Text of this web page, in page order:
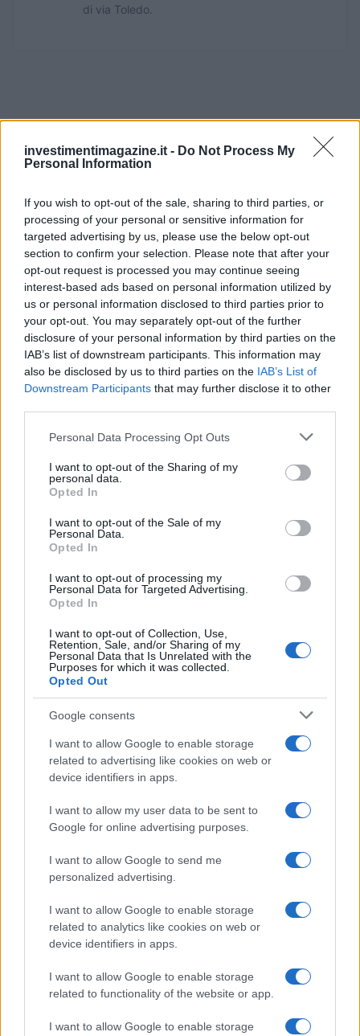
investimentimagazine.it - Do Not Process My
Personal Information
If you wish to opt-out of the sale, sharing to third parties, or
processing of your personal or sensitive information for
targeted advertising by us, please use the below opt-out
section to confirm your selection. Please note that after your
opt-out request is processed you may continue seeing
interest-based ads based on personal information utilized by
us or personal information disclosed to third parties prior to
your opt-out. You may separately opt-out of the further
disclosure of your personal information by third parties on the
IAB’s list of downstream participants. This information may
also be disclosed by us to third parties on the IAB’s List of
Downstream Participants that may further disclose it to other
Please note that this website/app uses one or more Google
not limited to your visit or usage behaviour. You may click to
grant or deny consent to Google and its third-party tags to
use your data for below specified purposes in below Google
consent section.
Personal Data Processing Opt Outs
I want to opt-out of the Sharing of my
personal data.
Opted In
I want to opt-out of the Sale of my
Personal Data.
Opted In
I want to opt-out of processing my
Personal Data for Targeted Advertising.
Opted In
I want to opt-out of Collection, Use,
Retention, Sale, and/or Sharing of my
Personal Data that Is Unrelated with the
Purposes for which it was collected.
Opted Out
Google consents
I want to allow Google to enable storage
related to advertising like cookies on web or
device identifiers in apps.
I want to allow my user data to be sent to
Google for online advertising purposes.
I want to allow Google to send me
personalized advertising.
I want to allow Google to enable storage
related to analytics like cookies on web or
device identifiers in apps.
I want to allow Google to enable storage
related to functionality of the website or app.
I want to allow Google to enable storage
di via Toledo.
FINANZA
Reparti aeronavali della Guardia di Finanza: controllo del
territorio e contrasto agli illeciti
Francesca Galli · 8 Ago 2026
FINANZA
Governo e opposizione in contrasto: le accuse di Conte sulle
mascherine contraffatte